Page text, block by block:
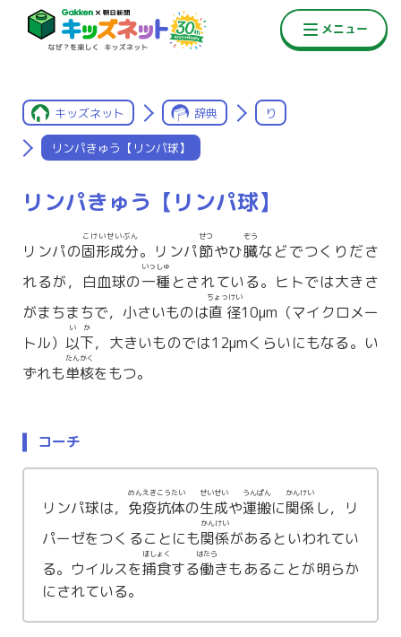
キッズネット 辞典 り
リンパきゅう【リンパ球】
リンパきゅう【リンパ球】
リンパの固形成分
こけいせいぶん
。リンパ節
せつ
やひ臓
ぞう
などでつくりださ
れるが，白血球の一種
いっしゅ
とされている。ヒトでは大きさ
がまちまちで，小さいものは直径
ちょっけい
10μm（マイクロメー
トル） 以下
いか
，大きいものでは12μmくらいにもなる。い
ずれも単核
たんかく
をもつ。
コーチ
リンパ球は， 免疫抗体
めんえきこうたい
の生成
せいせい
や運搬
うんぱん
に関係
かんけい
し，リ
パーゼをつくることにも関係
かんけい
があるといわれてい
る。ウイルスを捕食
ほしょく
する働
はたら
きもあることが明らか
にされている。